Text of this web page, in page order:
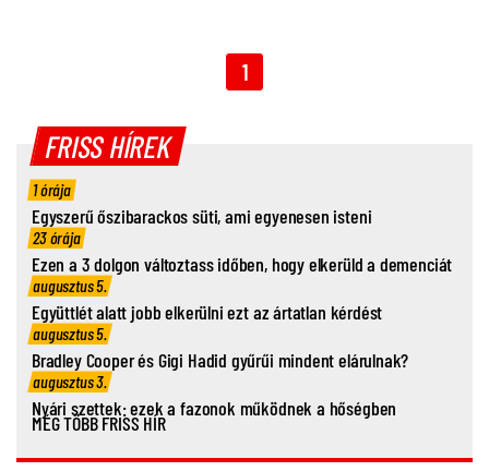
1
FRISS HÍREK
1 órája
Egyszerű őszibarackos süti, ami egyenesen isteni
23 órája
Ezen a 3 dolgon változtass időben, hogy elkerüld a demenciát
augusztus 5.
Együttlét alatt jobb elkerülni ezt az ártatlan kérdést
augusztus 5.
Bradley Cooper és Gigi Hadid gyűrűi mindent elárulnak?
augusztus 3.
Nyári szettek: ezek a fazonok működnek a hőségben
MÉG TÖBB FRISS HÍR